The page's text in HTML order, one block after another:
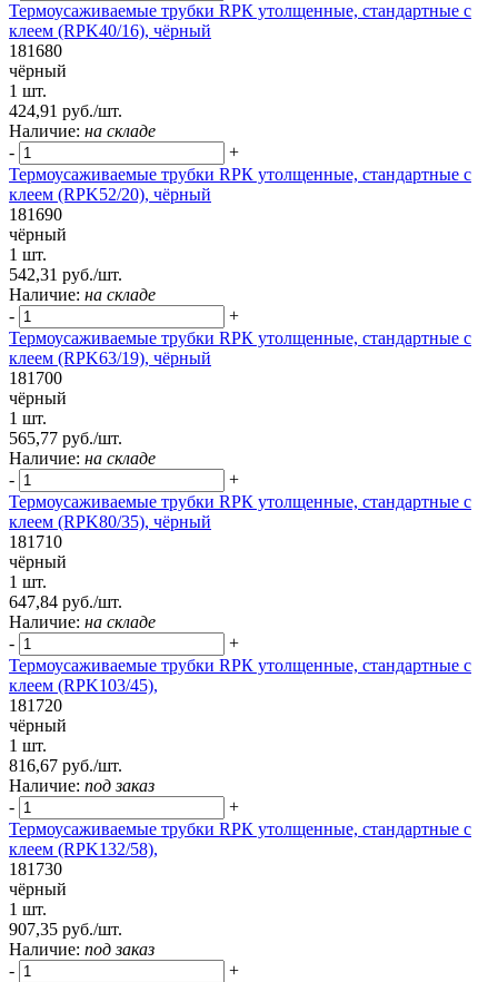
Термоусаживаемые трубки RPК утолщенные, стандартные с
клеем (RPK40/16), чёрный
181680
чёрный
1 шт.
424,91 руб./шт.
Наличие: на складе
-
+
Термоусаживаемые трубки RPК утолщенные, стандартные с
клеем (RPK52/20), чёрный
181690
чёрный
1 шт.
542,31 руб./шт.
Наличие: на складе
-
+
Термоусаживаемые трубки RPК утолщенные, стандартные с
клеем (RPK63/19), чёрный
181700
чёрный
1 шт.
565,77 руб./шт.
Наличие: на складе
-
+
Термоусаживаемые трубки RPК утолщенные, стандартные с
клеем (RPK80/35), чёрный
181710
чёрный
1 шт.
647,84 руб./шт.
Наличие: на складе
-
+
Термоусаживаемые трубки RPК утолщенные, стандартные с
клеем (RPK103/45),
181720
чёрный
1 шт.
816,67 руб./шт.
Наличие: под заказ
-
+
Термоусаживаемые трубки RPК утолщенные, стандартные с
клеем (RPK132/58),
181730
чёрный
1 шт.
907,35 руб./шт.
Наличие: под заказ
-
+